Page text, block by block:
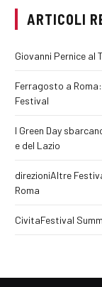
ARTICOLI
Giovanni Pernice al
Ferragosto a Roma:
Festival
I Green Day
e del Lazio
direzioniAltre
Roma
CivitaFestival